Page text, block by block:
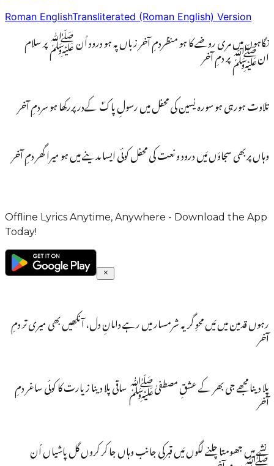
Roman EnglishTransliterated (Roman English) Version
نگاہوں میں مری روضے کا ہو منظردمِ آخر زباں پہ ہو درود اُن ﷺ پر سلام
انﷺ پر دمِ آخر
تلاوت ہورہی ہو سورہ یٰسین کی محفل میں رسولِ پاکؐ کےدر پررکھا ہو سردمِ آخر
وہاں پربھی سجاؤں مَیں درود و نعت کی محفل کوئی ایسا مدینے میں ہو میرا گھر دمِ آخر
Offline Lyrics Anytime, Anywhere - Download the App
Today!
رہوں قدمین میں مَیں محوِ گریہ شرمسار میں رہے دامانِ دل، آنکھیں بھی میری تر دمِ
آخر
پلا دینا مجھے جی بھر کے عشقِ مصطفیٰﷺ ساقی پلا دینا زیارت کا کوئی ساغر دمِ
آخر
نشے میں جھومتا چلنے لگوں مَیں قبرکی جانب وہاں جا کر کروں گل پاشیاں اُن